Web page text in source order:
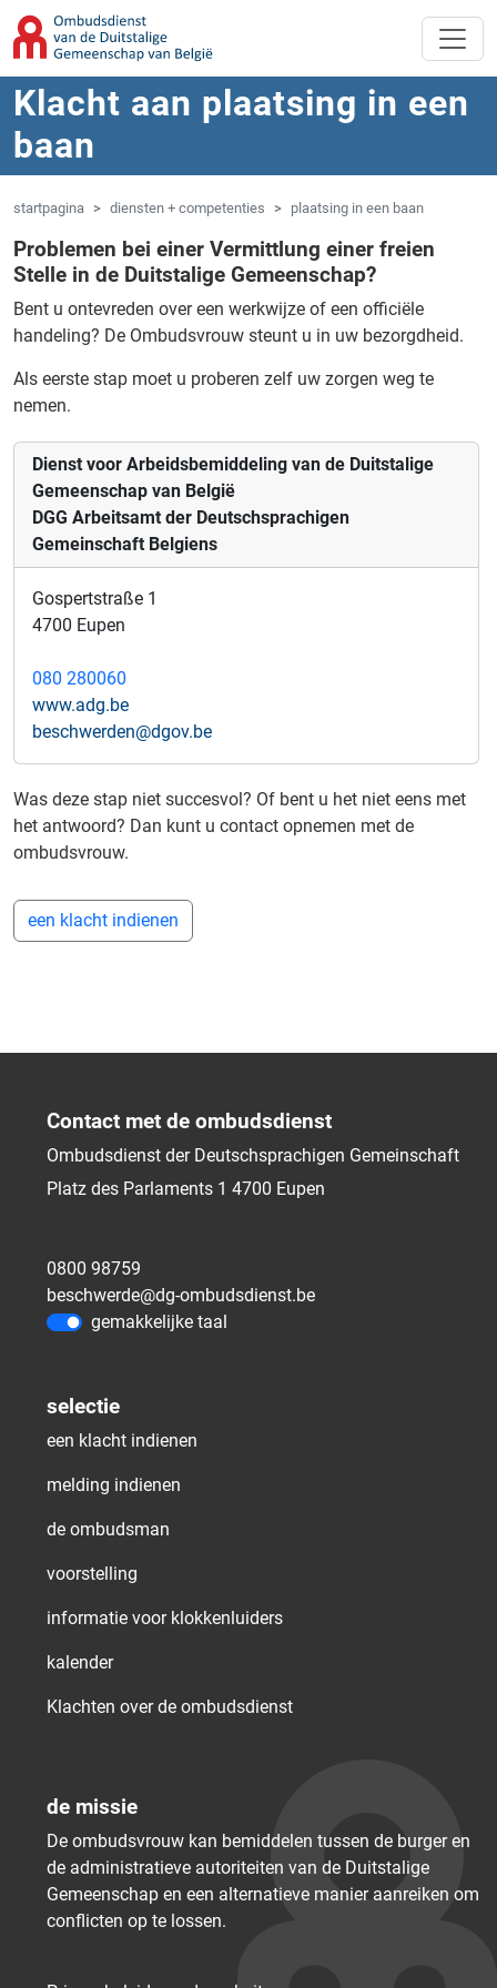
Overslaan naar hoofdinhoud
Spring naar navigatie
Klacht aan plaatsing in een
baan
startpagina diensten + competenties plaatsing in een baan
Problemen bei einer Vermittlung einer freien
Stelle in de Duitstalige Gemeenschap?
Bent u ontevreden over een werkwijze of een officiële
handeling? De Ombudsvrouw steunt u in uw bezorgdheid.
Als eerste stap moet u proberen zelf uw zorgen weg te
nemen.
Dienst voor Arbeidsbemiddeling van de Duitstalige
Gemeenschap van België
DGG Arbeitsamt der Deutschsprachigen
Gemeinschaft Belgiens
Gospertstraße 1
4700 Eupen
080 280060
www.adg.be
beschwerden@dgov.be
Was deze stap niet succesvol? Of bent u het niet eens met
het antwoord? Dan kunt u contact opnemen met de
ombudsvrouw.
een klacht indienen
Contact met de ombudsdienst
Ombudsdienst der Deutschsprachigen Gemeinschaft
Platz des Parlaments 1 4700 Eupen
0800 98759
beschwerde@dg-ombudsdienst.be
gemakkelijke taal
selectie
een klacht indienen
melding indienen
de ombudsman
voorstelling
informatie voor klokkenluiders
kalender
Klachten over de ombudsdienst
de missie
De ombudsvrouw kan bemiddelen tussen de burger en
de administratieve autoriteiten van de Duitstalige
Gemeenschap en een alternatieve manier aanreiken om
conflicten op te lossen.